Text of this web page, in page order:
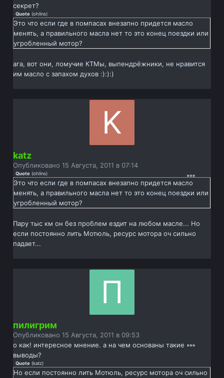
секрет?
Quote (ohlins)
Это что если где в помпасах внезапно придется масло
менять, а правильного масла нет то это конец поездки или
угробленный мотор?
ага, вот они, ломучие КТМы, выпендрёжники, не нравится
им масло с запахом духов :):):)
katz
Опубликовано15 Августа, 2011 в 07:14
Quote (ohlins)
Это что если где в помпасах внезапно придется масло
менять, а правильного масла нет то это конец поездки или
угробленный мотор?
Пару тыс км он без проблем ездит на любом масле... Но
если постоянно лить Мотюль, ресурс мотора оч сильно
падает...
пилигрим
Опубликовано15 Августа, 2011 в 09:53
о как! интересное мнение. а на чем основаны такие
выводы?
Quote (katz)
Но если постоянно лить Мотюль, ресурс мотора оч сильно